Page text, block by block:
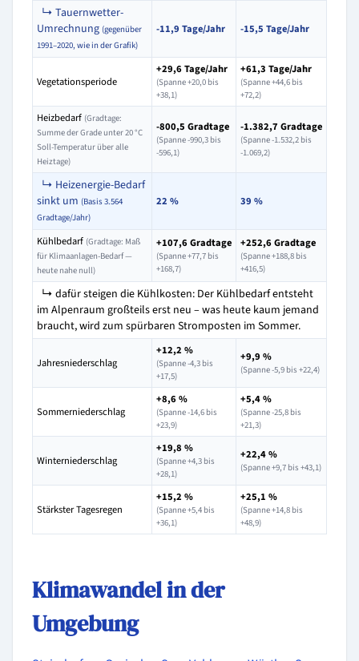
↳ Tauernwetter-
Umrechnung (gegenüber
1991–2020, wie in der Grafik)
-11,9 Tage/Jahr -15,5 Tage/Jahr
Vegetationsperiode
+29,6 Tage/Jahr
(Spanne +20,0 bis
+38,1)
+61,3 Tage/Jahr
(Spanne +44,6 bis
+72,2)
Heizbedarf (Gradtage:
Summe der Grade unter 20 °C
Soll-Temperatur über alle
Heiztage)
-800,5 Gradtage
(Spanne -990,3 bis
-596,1)
-1.382,7 Gradtage
(Spanne -1.532,2 bis
-1.069,2)
↳ Heizenergie-Bedarf
sinkt um (Basis 3.564
Gradtage/Jahr)
22 % 39 %
Kühlbedarf (Gradtage: Maß
für Klimaanlagen-Bedarf —
heute nahe null)
+107,6 Gradtage
(Spanne +77,7 bis
+168,7)
+252,6 Gradtage
(Spanne +188,8 bis
+416,5)
↳ dafür steigen die Kühlkosten: Der Kühlbedarf entsteht
im Alpenraum großteils erst neu – was heute kaum jemand
braucht, wird zum spürbaren Stromposten im Sommer.
Jahresniederschlag
+12,2 %
(Spanne -4,3 bis
+17,5)
+9,9 %
(Spanne -5,9 bis +22,4)
Sommerniederschlag
+8,6 %
(Spanne -14,6 bis
+23,9)
+5,4 %
(Spanne -25,8 bis
+21,3)
Winterniederschlag
+19,8 %
(Spanne +4,3 bis
+28,1)
+22,4 %
(Spanne +9,7 bis +43,1)
Stärkster Tagesregen
+15,2 %
(Spanne +5,4 bis
+36,1)
+25,1 %
(Spanne +14,8 bis
+48,9)
Klimawandel in der
Umgebung